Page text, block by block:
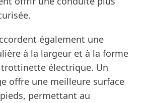
également une
à la largeur et à la forme
électrique. Un
offre une meilleure surface
permettant au